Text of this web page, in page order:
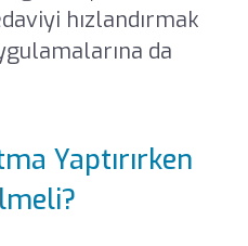
hızlandırmak
da
Yaptırırken